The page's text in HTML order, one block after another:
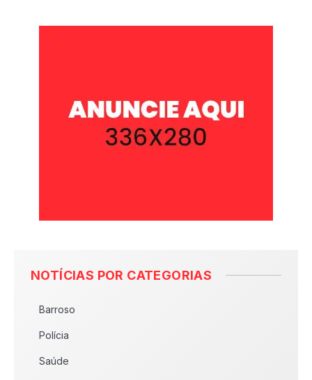
NOTÍCIAS POR CATEGORIAS
Barroso
Polícia
Saúde